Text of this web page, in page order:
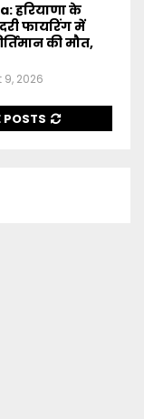
हरियाणा के
फायरिंग में
की मौत,
2026
POSTS